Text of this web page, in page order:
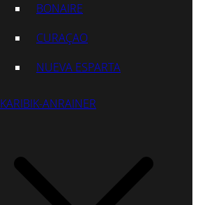
BONAIRE
CURAÇAO
NUEVA ESPARTA
KARIBIK-ANRAINER